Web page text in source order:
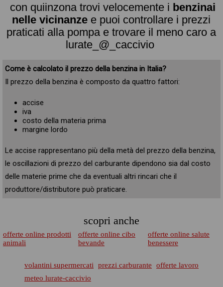
con quiinzona trovi velocemente i benzinai
nelle vicinanze e puoi controllare i prezzi
praticati alla pompa e trovare il meno caro a
lurate_@_caccivio
Come è calcolato il prezzo della benzina in Italia?
Il prezzo della benzina è composto da quattro fattori:
accise
iva
costo della materia prima
margine lordo
Le accise rappresentano più della metà del prezzo della benzina,
le oscillazioni di prezzo del carburante dipendono sia dal costo
delle materie prime che da eventuali altri rincari che il
produttore/distributore può praticare.
scopri anche
offerte online prodotti
animali
offerte online cibo
bevande
offerte online salute
benessere
volantini supermercati prezzi carburante
offerte lavoro
meteo lurate-caccivio